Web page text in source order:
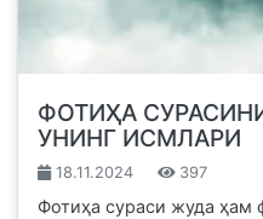
ФОТИҲА
УНИНГ ИСМЛАРИ
18.11.2024 397
Фотиҳа сураси жуда ҳам